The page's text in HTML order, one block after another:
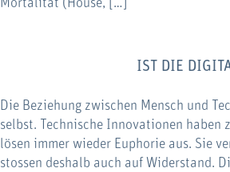
Mortalität (House, […]
IST DIE
Die Beziehung zwischen Mensch und
selbst. Technische Innovationen haben
lösen immer wieder Euphorie aus. Sie
stossen deshalb auch auf Widerstand.